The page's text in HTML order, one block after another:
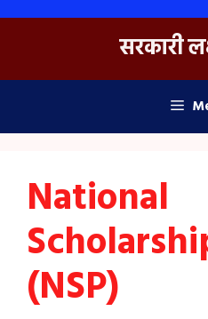
Skip
सरकारी
National
(NSP)